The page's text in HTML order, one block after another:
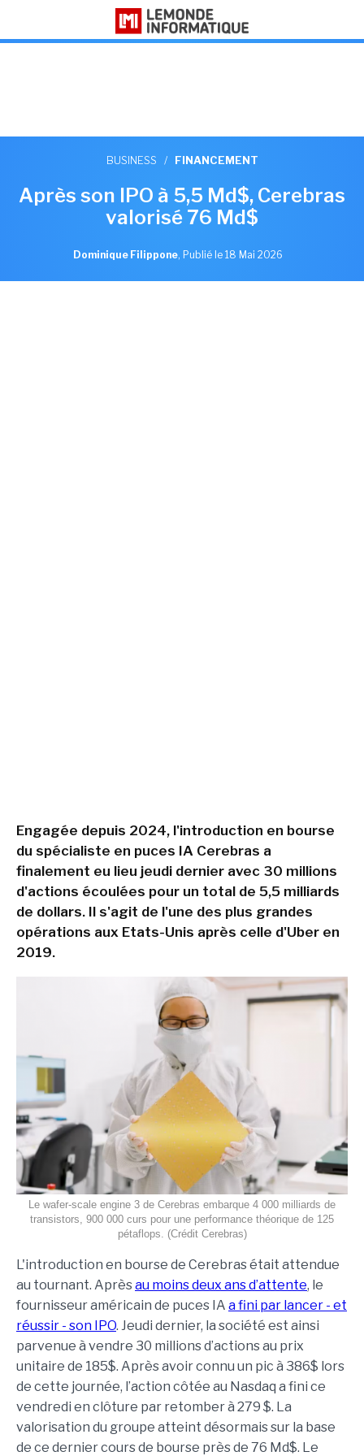
BUSINESS / FINANCEMENT
Après son IPO à 5,5 Md$, Cerebras
valorisé 76 Md$
Dominique Filippone, Publié le 18 Mai 2026
Engagée depuis 2024, l'introduction en bourse
du spécialiste en puces IA Cerebras a
finalement eu lieu jeudi dernier avec 30 millions
d'actions écoulées pour un total de 5,5 milliards
de dollars. Il s'agit de l'une des plus grandes
opérations aux Etats-Unis après celle d'Uber en
2019.
Le wafer-scale engine 3 de Cerebras embarque 4 000 milliards de
transistors, 900 000 curs pour une performance théorique de 125
pétaflops. (Crédit Cerebras)
L'introduction en bourse de Cerebras était attendue
au tournant. Aprèsau moins deux ans d’attente, le
fournisseur américain de puces IA a fini par lancer - et
réussir - son IPO. Jeudi dernier, la société est ainsi
parvenue à vendre 30 millions d’actions au prix
unitaire de 185$. Après avoir connu un pic à 386$ lors
de cette journée, l’action côtée au Nasdaq a fini ce
vendredi en clôture par retomber à 279 $. La
valorisation du groupe atteint désormais sur la base
de ce dernier cours de bourse près de 76 Md$. Le